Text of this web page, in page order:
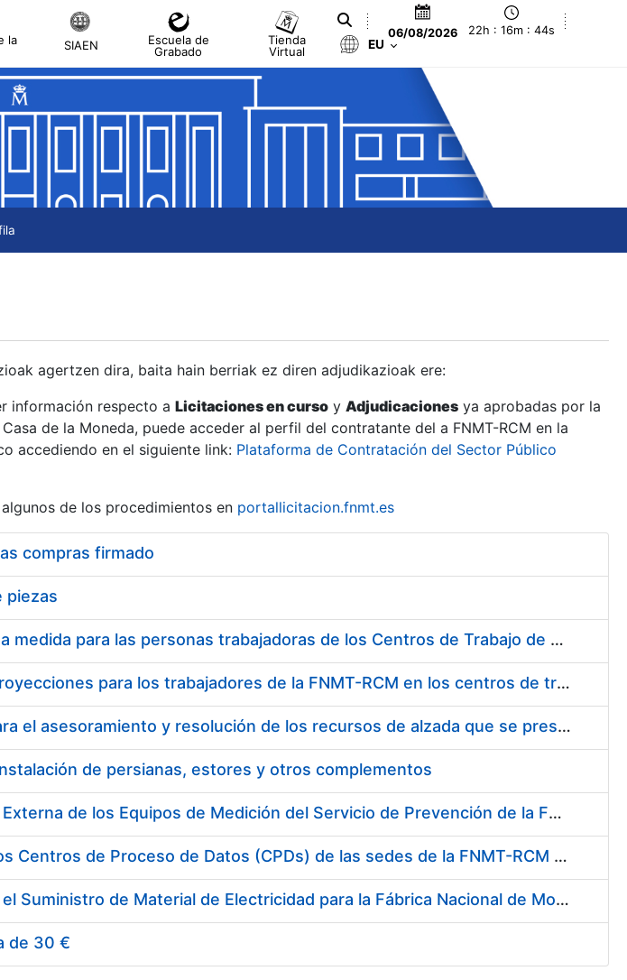
la
SIAEN
Escuela de
Grabado
Tienda
Virtual
06/08/2026 22h : 16m : 45s
EU
agertzen dira, baita hain berriak ez diren adjudikazioak ere:
información respecto a Licitaciones en curso y Adjudicaciones ya aprobadas por la
de la Moneda, puede acceder al perfil del contratante del a FNMT-RCM en la
accediendo en el siguiente link: Plataforma de Contratación del Sector Público
de los procedimientos en portallicitacion.fnmt.es
compras firmado
piezas
Suministro de Protectores Auditivos a medida para las personas trabajadoras de los Centros de Trabajo de Madrid y Burgos
Suministro de gafas graduadas antiproyecciones para los trabajadores de la FNMT-RCM en los centros de trabajo de Madrid y Burgos
Servicios de una empresa externa para el asesoramiento y resolución de los recursos de alzada que se presentan relacionados con procesos de selección para la FNMT-RCM
de persianas, estores y otros complementos
Servicio de Calibración y Verificación Externa de los Equipos de Medición del Servicio de Prevención de la FNMT-RCM
Conexión mediante Fibra Óptica de los Centros de Proceso de Datos (CPDs) de las sedes de la FNMT-RCM de Burgos y Madrid
Contratación de acuerdo marco para el Suministro de Material de Electricidad para la Fábrica Nacional de Moneda y Timbre-Real Casa de la Moneda en su centro de trabajo de Burgos
de 30 €